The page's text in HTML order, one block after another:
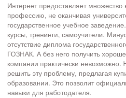
Интернет предоставляет множество
профессию, не оканчивая
государственное учебное
курсы, тренинги, самоучители.
отсутствие диплома
ГОЗНАК. А без него получить
компании практически невозможно.
решить эту проблему, предлагая
образовании. Это позволит
навыки для работодателя.